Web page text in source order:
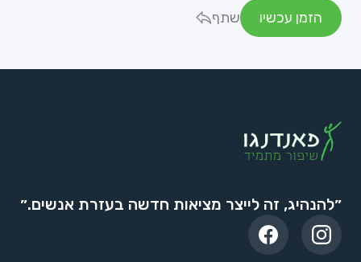
הזמן עכשיו
שתף
״להנהיג, זה לייצר מציאות חדשה בעזרת אנשים.״